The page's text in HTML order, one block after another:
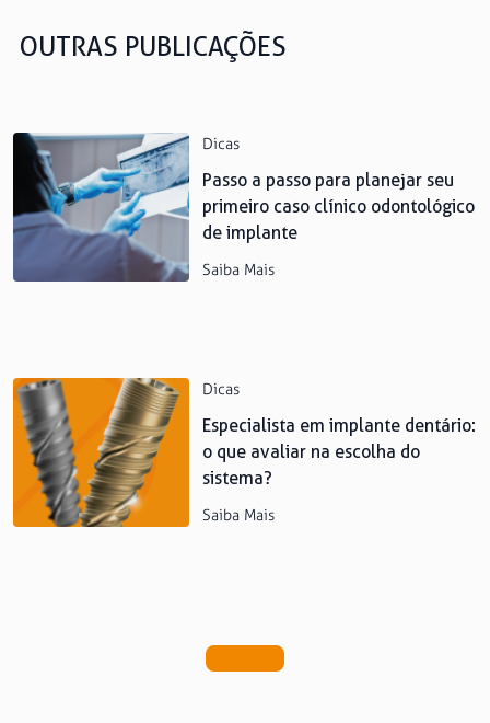
OUTRAS PUBLICAÇÕES
Dicas
Passo a passo para planejar seu
primeiro caso clínico odontológico
de implante
Saiba Mais
Dicas
Especialista em implante dentário:
o que avaliar na escolha do
sistema?
Saiba Mais